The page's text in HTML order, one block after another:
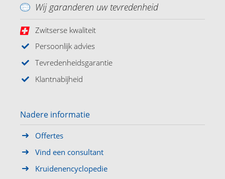
Wij garanderen uw tevredenheid
Zwitserse kwaliteit
Persoonlijk advies
Tevredenheidsgarantie
Klantnabijheid
Nadere informatie
Offertes
Vind een consultant
Kruidenencyclopedie